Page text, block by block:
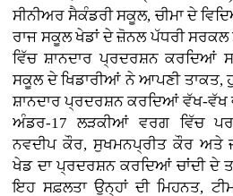
ਸੀਨੀਅਰ ਸੈਕੰਡਰੀ ਸਕੂਲ, ਚੀਮਾ ਦੇ
ਰਾਜ ਸਕੂਲ ਖੇਡਾਂ ਦੇ ਜ਼ੋਨਲ ਪੱਧਰੀ
ਵਿੱਚ ਸ਼ਾਨਦਾਰ ਪ੍ਰਦਰਸ਼ਨ ਕਰਦਿਆਂ
ਸਕੂਲ ਦੇ ਖਿਡਾਰੀਆਂ ਨੇ ਆਪਣੀ ਤਾਕਤ,
ਸ਼ਾਨਦਾਰ ਪ੍ਰਦਰਸ਼ਨ ਕਰਦਿਆਂ ਵੱਖ-ਵੱਖ
ਅੰਡਰ-17 ਲੜਕੀਆਂ ਵਰਗ ਵਿੱਚ
ਨਵਦੀਪ ਕੌਰ, ਸੁਖਮਨਪ੍ਰੀਤ ਕੌਰ ਅਤੇ
ਖੇਡ ਦਾ ਪ੍ਰਦਰਸ਼ਨ ਕਰਦਿਆਂ ਚਾਂਦੀ ਦੇ
ਇਹ ਸਫ਼ਲਤਾ ਉਨ੍ਹਾਂ ਦੀ ਮਿਹਨਤ,